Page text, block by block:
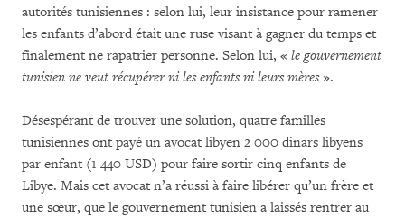
autorités tunisiennes : selon lui, leur insistance pour ramener
les enfants d’abord était une ruse visant à gagner du temps et
finalement ne rapatrier personne. Selon lui, « le gouvernement
tunisien ne veut récupérer ni les enfants ni leurs mères».
Désespérant de trouver une solution, quatre familles
tunisiennes ont payé un avocat libyen 2 000 dinars libyens
par enfant (1 440 USD) pour faire sortir cinq enfants de
Libye. Mais cet avocat n’a réussi à faire libérer qu’un frère et
une sœur, que le gouvernement tunisien a laissés rentrer au